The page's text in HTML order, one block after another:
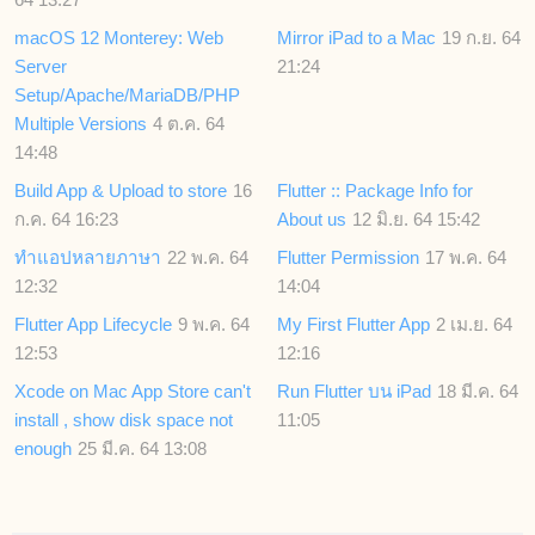
macOS 12 Monterey: Web
Server
Setup/Apache/MariaDB/PHP
Multiple Versions 4 ต.ค. 64
14:48
Mirror iPad to a Mac 19 ก.ย. 64
21:24
Build App & Upload to store 16
ก.ค. 64 16:23
Flutter :: Package Info for
About us 12 มิ.ย. 64 15:42
ทำแอปหลายภาษา 22 พ.ค. 64
12:32
Flutter Permission 17 พ.ค. 64
14:04
Flutter App Lifecycle 9 พ.ค. 64
12:53
My First Flutter App 2 เม.ย. 64
12:16
Xcode on Mac App Store can't
install , show disk space not
enough 25 มี.ค. 64 13:08
Run Flutter บน iPad 18 มี.ค. 64
11:05